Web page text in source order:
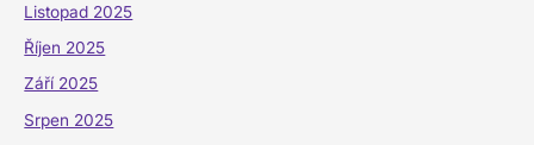
Listopad 2025
Říjen 2025
Září 2025
Srpen 2025